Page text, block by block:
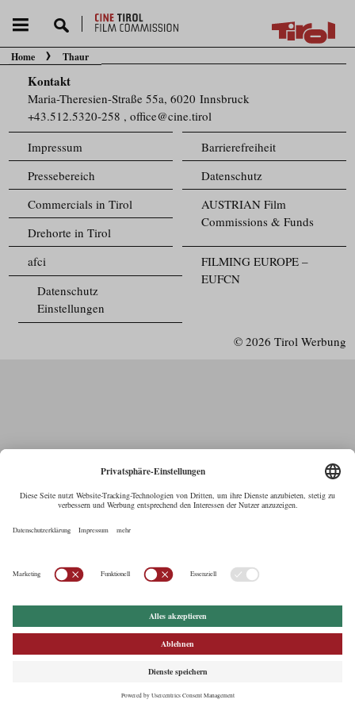
Sie befinden sich hier:
Home Thaur
Kontakt
Maria-Theresien-Straße 55a, 6020 Innsbruck
+43.512.5320-258 ,office@cine.tirol
Impressum
Barrierefreiheit
Pressebereich
Datenschutz
Commercials in Tirol
AUSTRIAN Film
Commissions & Funds
Drehorte in Tirol
FILMING EUROPE –
EUFCN
afci
Datenschutz
Einstellungen
© 2026 Tirol Werbung